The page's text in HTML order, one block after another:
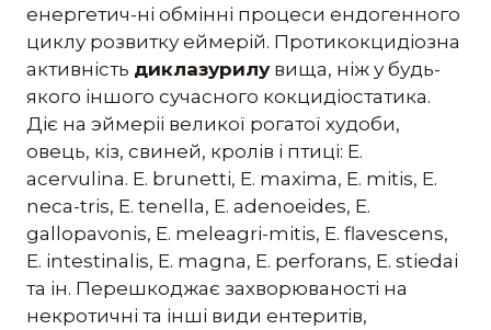
енергетич-ні обмінні процеси ендогенного
циклу розвитку еймерій. Протикокцидіозна
активність диклазурилувища, ніж у будь-
якого іншого сучасного кокцидіостатика.
Діє на эймеріі великої рогатої худоби,
овець, кіз, свиней, кролів і птиці: E.
acervulina. Е. brunetti, Е. maxima, Е. mitis, Е.
neca-tris, Е. tenella, Е. adenoeides, Е.
gallopavonis, Е. meleagri-mitis, Е. flavescens,
Е. intestinalis, Е. magna, Е. perforans, Е. stiedai
та ін. Перешкоджає захворюваності на
некротичні та інші види ентеритів,